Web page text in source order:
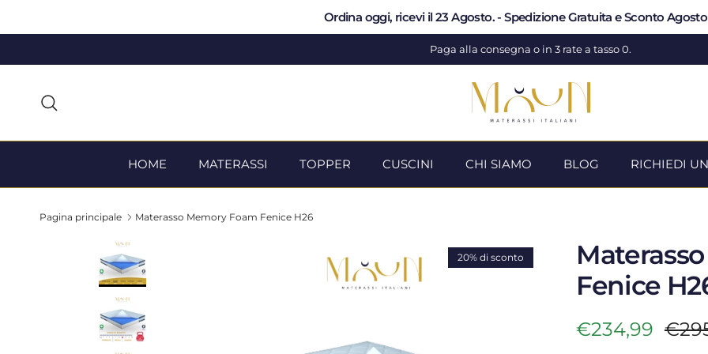
Ordina oggi, ricevi il 23 Agosto. - Spedizione Gratuita e Sconto
Paga alla consegna o in 3 rate a tasso 0.
HOME MATERASSI TOPPER CUSCINI CHI SIAMO BLOG RICHIEDI
Pagina principale Materasso Memory Foam Fenice H26
Passa alle informazioni sul prodotto
20% di sconto
Fenice
Prezzo di
€234,99